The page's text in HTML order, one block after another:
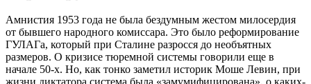
Амнистия 1953 года не была бездумным жестом милосердия
от бывшего народного комиссара. Это было реформирование
ГУЛАГа, который при Сталине разросся до необъятных
размеров. О кризисе тюремной системы говорили еще в
начале 50-х. Но, как тонко заметил историк Моше Левин, при